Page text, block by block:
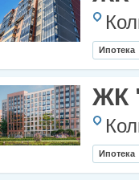
Ипотека
ЖК
Ипотека